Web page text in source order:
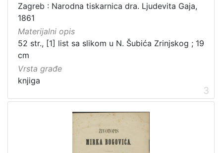
Zagreb : Narodna tiskarnica dra. Ljudevita Gaja,
1861
Materijalni opis
52 str., [1] list sa slikom u N. Šubića Zrinjskog ; 19
cm
Vrsta građe
knjiga
3